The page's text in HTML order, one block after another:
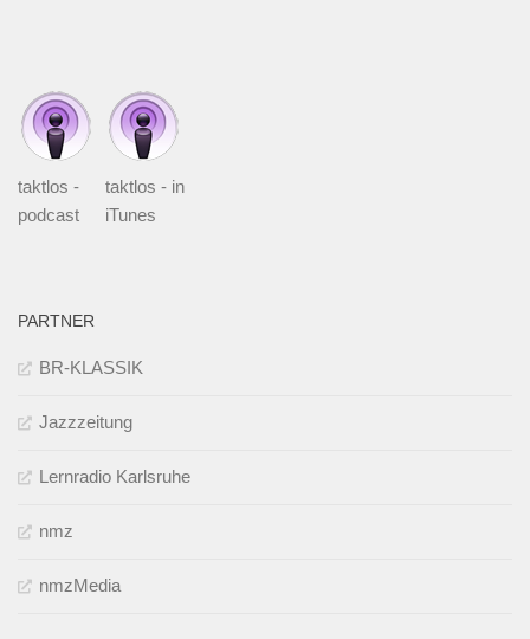
taktlos -
podcast
taktlos - in
iTunes
PARTNER
BR-KLASSIK
Jazzzeitung
Lernradio Karlsruhe
nmz
nmzMedia